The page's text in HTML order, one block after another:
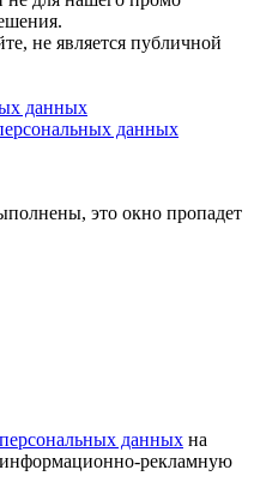
не является публичной
данных
данных
это окно пропадет
персональных данных на
рекламную